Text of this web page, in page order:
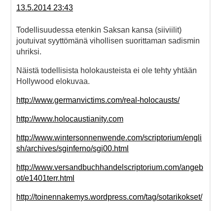
13.5.2014 23:43
Todellisuudessa etenkin Saksan kansa (siiviilit)
joutuivat syyttömänä vihollisen suorittaman sadismin
uhriksi.
Näistä todellisista holokausteista ei ole tehty yhtään
Hollywood elokuvaa.
http://www.germanvictims.com/real-holocausts/
http://www.holocaustianity.com
http://www.wintersonnenwende.com/scriptorium/engli
sh/archives/sginferno/sgi00.html
http://www.versandbuchhandelscriptorium.com/angeb
ot/e1401terr.html
http://toinennakemys.wordpress.com/tag/sotarikokset/